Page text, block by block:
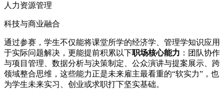
人力资源管理
科技与商业融合
通过参赛，学生不仅能将课堂所学的经济学、管理学知识应用
于实际问题解决，更能提前积累以下职场核心能力 ：团队协作
与项目管理、数据分析与决策制定、公众演讲与提案展示、跨
领域整合思维，这些能力正是未来雇主最看重的“软实力”，也
为学生未来实习、创业或求职打下坚实基础。